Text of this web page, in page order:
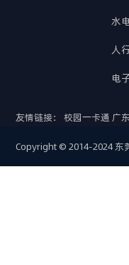
水
人
电
友情链接： 校园一卡通 广
Copyright © 2014-2024 东